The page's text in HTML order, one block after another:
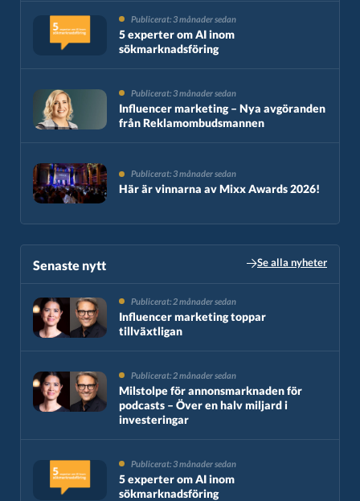
Publicerat: 3 månader sedan
5 experter om AI inom
sökmarknadsföring
Publicerat: 3 månader sedan
Influencer marketing – Nya avgöranden
från Reklamombudsmannen
Publicerat: 3 månader sedan
Här är vinnarna av Mixx Awards 2026!
Senaste nytt​ Se alla nyheter
Publicerat: 2 månader sedan
Influencer marketing toppar
tillväxtligan
Publicerat: 2 månader sedan
Milstolpe för annonsmarknaden för
podcasts – Över en halv miljard i
investeringar
Publicerat: 3 månader sedan
5 experter om AI inom
sökmarknadsföring